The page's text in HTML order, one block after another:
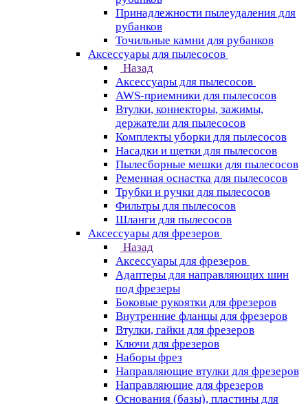
Принадлежности пылеудаления для
рубанков
Точильные камни для рубанков
Аксессуары для пылесосов
Назад
Аксессуары для пылесосов
AWS-приемники для пылесосов
Втулки, коннекторы, зажимы,
держатели для пылесосов
Комплекты уборки для пылесосов
Насадки и щетки для пылесосов
Пылесборные мешки для пылесосов
Ременная оснастка для пылесосов
Трубки и ручки для пылесосов
Фильтры для пылесосов
Шланги для пылесосов
Аксессуары для фрезеров
Назад
Аксессуары для фрезеров
Адаптеры для направляющих шин
под фрезеры
Боковые рукоятки для фрезеров
Внутренние фланцы для фрезеров
Втулки, гайки для фрезеров
Ключи для фрезеров
Наборы фрез
Направляющие втулки для фрезеров
Направляющие для фрезеров
Основания (базы), пластины для